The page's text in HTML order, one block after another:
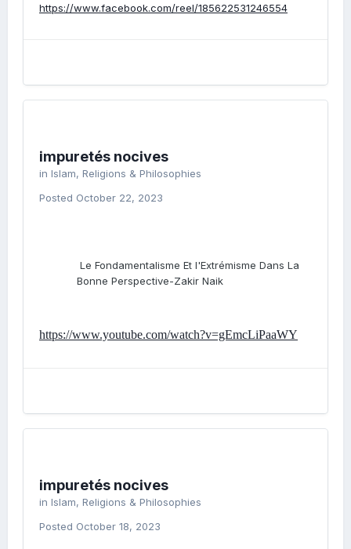
https://www.facebook.com/reel/185622531246554
impuretés nocives
in Islam, Religions & Philosophies
Posted October 22, 2023
Le Fondamentalisme Et l'Extrémisme Dans La
Bonne Perspective-Zakir Naik
https://www.youtube.com/watch?v=gEmcLiPaaWY
impuretés nocives
in Islam, Religions & Philosophies
Posted October 18, 2023